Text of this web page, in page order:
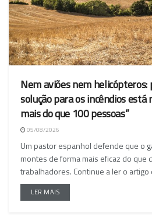
Nem aviões nem helicópteros:
solução para os incêndios
mais do que 100 pessoas”
05/08/2026
Um pastor espanhol defende que o
montes de forma mais eficaz do que
trabalhadores. Continue a ler o artigo
LER MAIS